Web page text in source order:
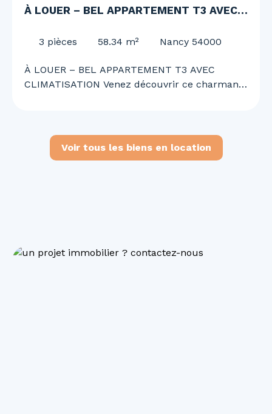
À LOUER – BEL APPARTEMENT T3 AVEC
3 pièces 58.34 m² Nancy 54000
À LOUER – BEL APPARTEMENT T3 AVEC
CLIMATISATION Venez découvrir ce charmant
séjour lumineux, de deux chambres, d’une
salle de bains, d’un WC ainsi que d’une
organiser une visite et découvrir votre futur
Voir tous les biens en location